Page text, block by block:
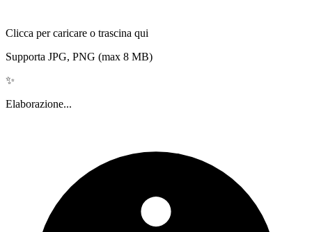
Clicca per caricare o trascina qui
Supporta JPG, PNG (max 8 MB)
✨
Elaborazione...